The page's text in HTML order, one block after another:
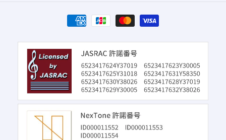
決
済
方
法